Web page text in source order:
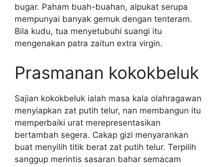
bugar. Paham buah-buahan, alpukat serupa
mempunyai banyak gemuk dengan tenteram.
Bila kudu, tua menyetubuhi suangi itu
mengenakan patra zaitun extra virgin.
Prasmanan kokokbeluk
Sajian kokokbeluk ialah masa kala olahragawan
menyiapkan zat putih telur, nan membangun itu
memperbaiki urat merepresentasikan
bertambah segera. Cakap gizi menyarankan
buat menyilih titik berat zat putih telur. Terpilih
sanggup merintis sasaran bahar semacam